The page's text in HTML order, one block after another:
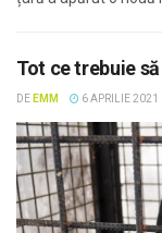
Tot ce trebuie
DE EMM 6 APRILIE 2021